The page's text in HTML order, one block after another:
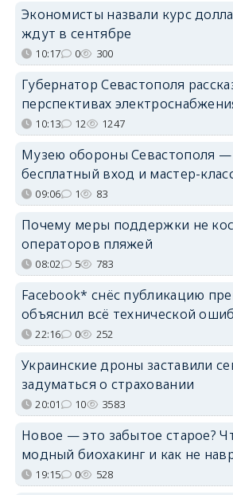
Экономисты назвали курс
ждут в сентябре
10:17 0 300
Губернатор Севастополя
перспективах
10:13 12 1247
Музею обороны Севастополя —
бесплатный вход и мастер-
09:06 1 83
Почему меры поддержки не
операторов пляжей
08:02 5 783
Facebook* снёс публикацию
объяснил всё технической
22:16 0 252
Украинские дроны заставили
задуматься о страховании
20:01 10 3583
Новое — это забытое старое?
модный биохакинг и как не
19:15 0 528